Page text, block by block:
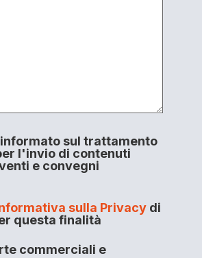
sul trattamento
l'invio di contenuti
e convegni
sulla Privacydi
questa finalità
commerciali e